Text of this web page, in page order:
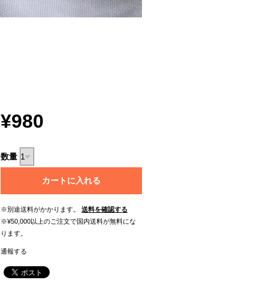
¥980
数量
カートに入れる
※別途送料がかかります。
送料を確認する
※¥50,000以上のご注文で国内送料が無料にな
ります。
通報する